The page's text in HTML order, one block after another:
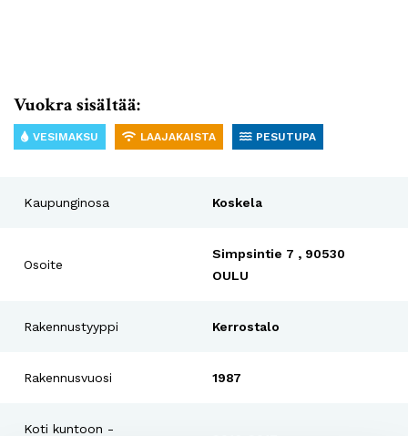
Vuokra sisältää:
VESIMAKSU LAAJAKAISTA PESUTUPA
Kaupunginosa Koskela
Osoite
Simpsintie 7 , 90530
OULU
Rakennustyyppi Kerrostalo
Rakennusvuosi 1987
Koti kuntoon -